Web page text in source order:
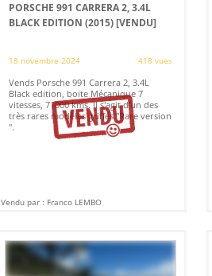
PORSCHE 991 CARRERA 2, 3.4L
BLACK EDITION (2015)[VENDU]
18 novembre 2024 418 vues
Vends Porsche 991 Carrera 2, 3.4L
Black edition, boite Mécanique 7
vitesses, 71000 kms. Il s'agit d'un des
très rares modèles griffés "Rare version
".
Vendu par : Franco LEMBO